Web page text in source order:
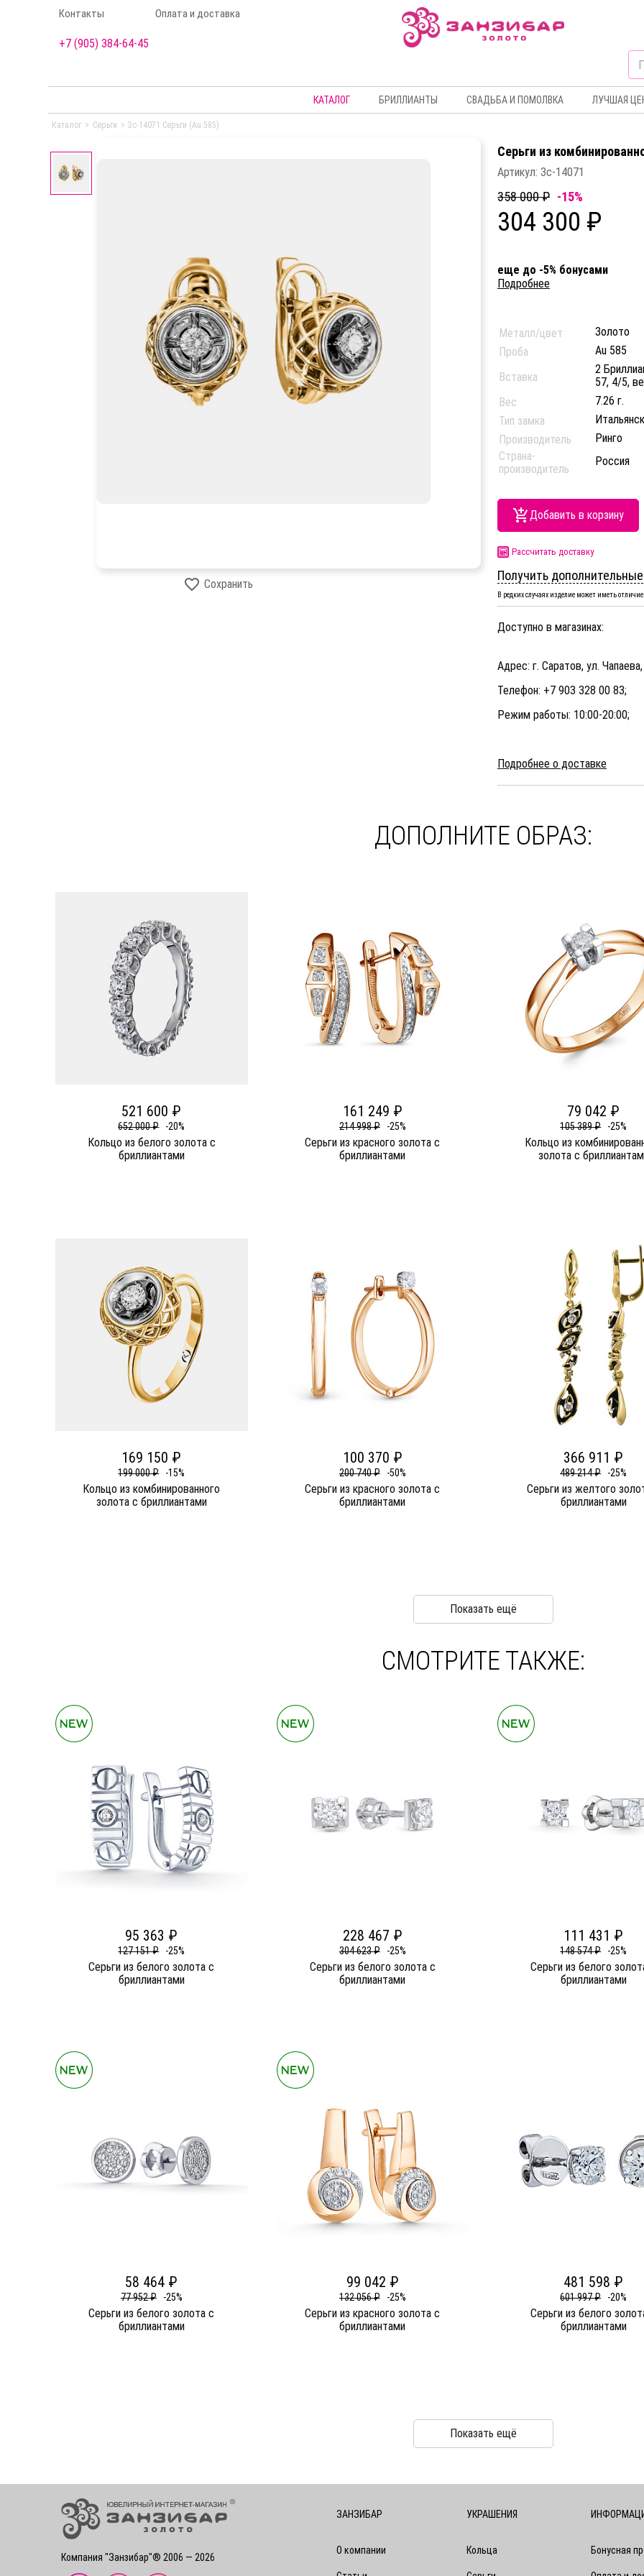
Контакты Оплата и доставка
+7 (905) 384-64-45
КАТАЛОГ БРИЛЛИАНТЫ СВАДЬБА И ПОМОЛВКА ЛУЧШАЯ
Каталог > Серьги > Зс-14071 Серьги (Au 585)
Сохранить
Серьги из
Артикул: Зс-14071
358 000 ₽ -15%
304 300 ₽
еще до -5% бонусами
Подробнее
Металл/цвет
Золото
Проба
Au 585
Вставка
2
57, 4/5,
Вес
7.26 г.
Тип замка
Производитель
Ринго
Страна-
производитель
Россия
Добавить в корзину
Рассчитать доставку
Получить
В редких случаях изделие может иметь
Доступно в магазинах:
Адрес: г. Саратов, ул.
Телефон: +7 903 328 00 83;
Режим работы: 10:00-20:00;
Подробнее о доставке
ДОПОЛНИТЕ ОБРАЗ:
521 600 ₽
652 000 ₽ -20%
Кольцо из белого золота c
бриллиантами
161 249 ₽
214 998 ₽ -25%
Серьги из красного золота c
бриллиантами
79 042 ₽
105 389 ₽ -25%
Кольцо из
золота c
169 150 ₽
199 000 ₽ -15%
Кольцо из комбинированного
золота c бриллиантами
100 370 ₽
200 740 ₽ -50%
Серьги из красного золота c
бриллиантами
366 911 ₽
489 214 ₽ -25%
Серьги из желтого
бриллиантами
Показать ещё
СМОТРИТЕ ТАКЖЕ:
95 363 ₽
127 151 ₽ -25%
Серьги из белого золота c
бриллиантами
228 467 ₽
304 623 ₽ -25%
Серьги из белого золота c
бриллиантами
111 431 ₽
148 574 ₽ -25%
Серьги из белого
бриллиантами
58 464 ₽
77 952 ₽ -25%
Серьги из белого золота c
бриллиантами
99 042 ₽
132 056 ₽ -25%
Серьги из красного золота c
бриллиантами
481 598 ₽
601 997 ₽ -20%
Серьги из белого
бриллиантами
Показать ещё
Компания "Занзибар"® 2006 — 2026
ЗАНЗИБАР
О компании
УКРАШЕНИЯ
Кольца Бонусная